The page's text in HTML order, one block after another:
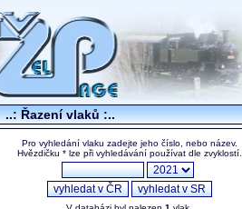
..: Řazení vlaků :..
Pro vyhledání vlaku zadejte jeho číslo, nebo název.
Hvězdičku * lze při vyhledávání používat dle zvyklostí.